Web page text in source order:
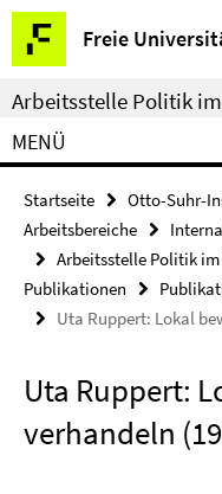
Springe
direkt
zu
Inhalt
Freie
Service-
Navigation
Arbeitsstelle Politik
MENÜ
Startseite
Otto-Suhr-
Arbeitsbereiche
Arbeitsstelle Politik
Publikationen
Uta Ruppert: Lokal
Uta Ruppert:
verhandeln